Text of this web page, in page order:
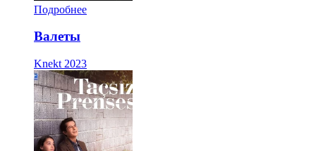
Подробнее
Валеты
Knekt 2023